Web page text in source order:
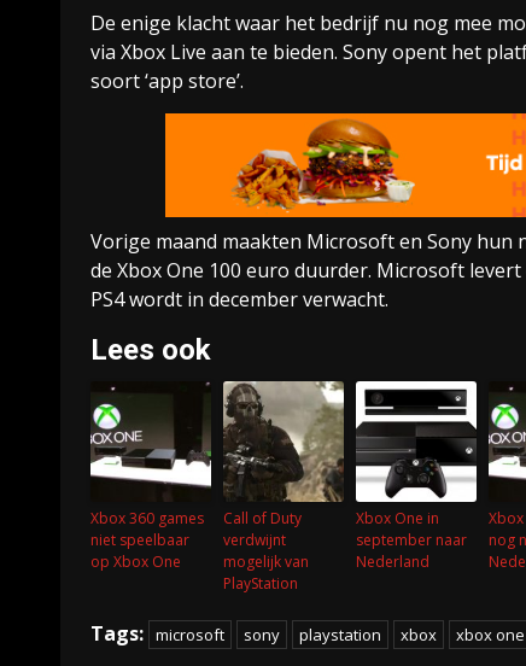
De enige klacht waar het bedrijf nu nog mee
via Xbox Live aan te bieden. Sony opent het
soort ‘app store’.
Vorige maand maakten Microsoft en Sony hun
de Xbox One 100 euro duurder. Microsoft
PS4 wordt in december verwacht.
Lees ook
Xbox 360 games
niet speelbaar
op Xbox One
Call of Duty
verdwijnt
mogelijk van
PlayStation
Xbox One in
september naar
Nederland
nog
Tags: microsoft sony playstation xbox xbox one